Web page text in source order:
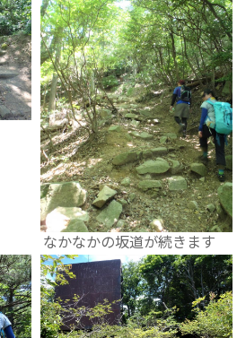
なかなかの坂道が続きます